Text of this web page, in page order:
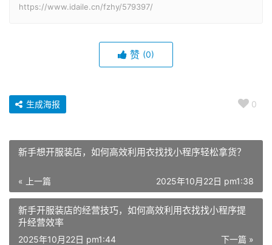
https://www.idaile.cn/fzhy/579397/
赞 (0)
0
生成海报
新手想开服装店，如何高效利用衣找找小程序轻松拿货？
« 上一篇 2025年10月22日 pm1:38
新手开服装店的经营技巧，如何高效利用衣找找小程序提
升经营效率
下一篇 »
2025年10月22日 pm1:44